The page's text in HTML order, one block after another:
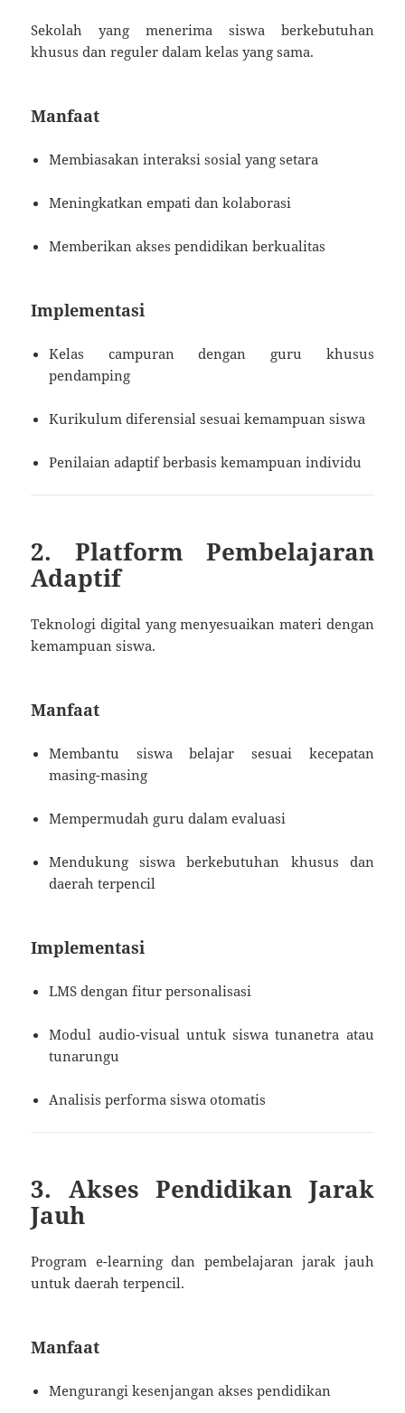
Sekolah yang menerima siswa berkebutuhan
khusus dan reguler dalam kelas yang sama.
Manfaat
Membiasakan interaksi sosial yang setara
Meningkatkan empati dan kolaborasi
Memberikan akses pendidikan berkualitas
Implementasi
Kelas campuran dengan guru khusus
pendamping
Kurikulum diferensial sesuai kemampuan siswa
Penilaian adaptif berbasis kemampuan individu
2. Platform Pembelajaran
Adaptif
Teknologi digital yang menyesuaikan materi dengan
kemampuan siswa.
Manfaat
Membantu siswa belajar sesuai kecepatan
masing-masing
Mempermudah guru dalam evaluasi
Mendukung siswa berkebutuhan khusus dan
daerah terpencil
Implementasi
LMS dengan fitur personalisasi
Modul audio-visual untuk siswa tunanetra atau
tunarungu
Analisis performa siswa otomatis
3. Akses Pendidikan Jarak
Jauh
Program e-learning dan pembelajaran jarak jauh
untuk daerah terpencil.
Manfaat
Mengurangi kesenjangan akses pendidikan